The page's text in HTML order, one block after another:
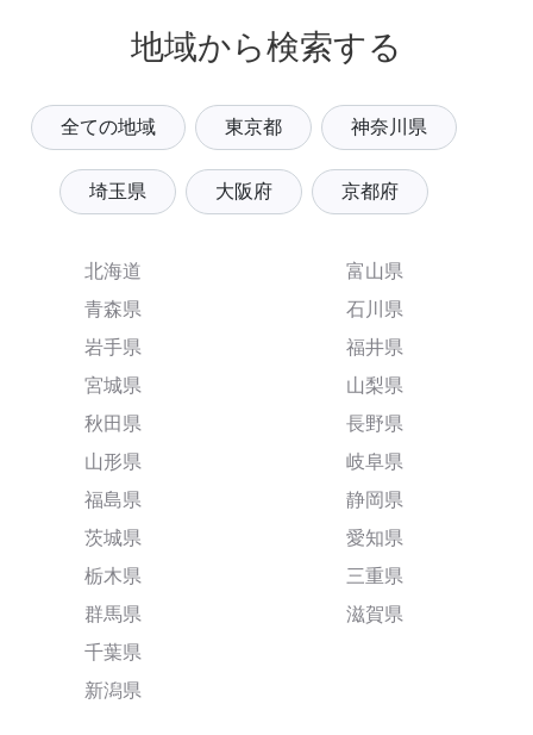
地域から検索する
全ての地域 東京都 神奈川県
埼玉県 大阪府 京都府
北海道
青森県
岩手県
宮城県
秋田県
山形県
福島県
茨城県
栃木県
群馬県
千葉県
新潟県
富山県
石川県
福井県
山梨県
長野県
岐阜県
静岡県
愛知県
三重県
滋賀県